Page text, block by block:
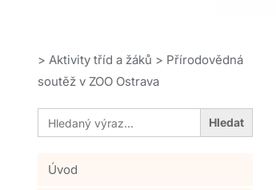
> Aktivity tříd a žáků > Přírodovědná
soutěž v ZOO Ostrava
Search
for:
Úvod